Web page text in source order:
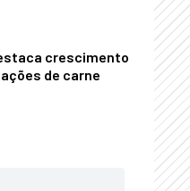
crescimento
de carne